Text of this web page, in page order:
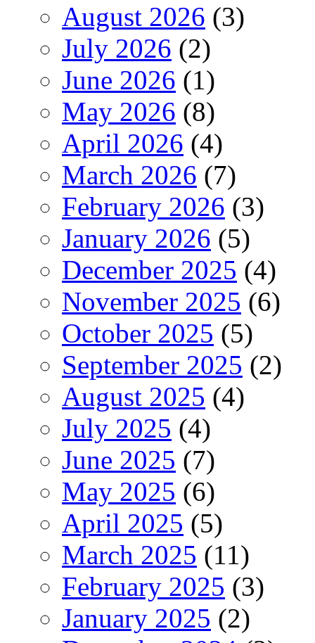
August 2026 (3)
July 2026 (2)
June 2026 (1)
May 2026 (8)
April 2026 (4)
March 2026 (7)
February 2026 (3)
January 2026 (5)
December 2025 (4)
November 2025 (6)
October 2025 (5)
September 2025 (2)
August 2025 (4)
July 2025 (4)
June 2025 (7)
May 2025 (6)
April 2025 (5)
March 2025 (11)
February 2025 (3)
January 2025 (2)